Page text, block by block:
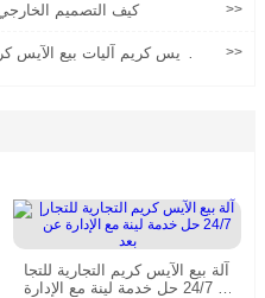
كيف التصميم الخارجي >>
آيس كريم آليات بيع الآيس
>>
آلة بيع الآيس كريم التجارية للتجا
ر| 24/7 حل خدمة لينة مع الإدارة